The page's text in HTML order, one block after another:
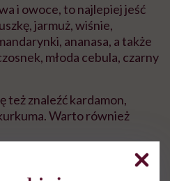
i owoce, to najlepiej jeść
jarmuż, wiśnie,
ananasa, a także
młoda cebula, czarny
też znaleźć kardamon,
Warto również